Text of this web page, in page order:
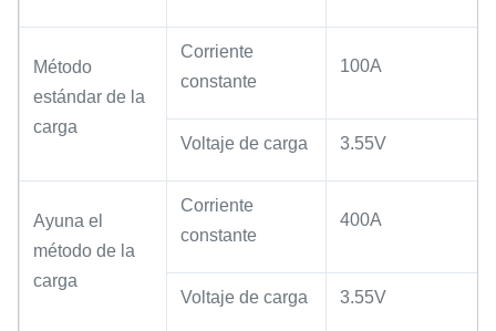
Método
estándar de la
carga
Corriente
constante
100A
Voltaje de carga 3.55V
Ayuna el
método de la
carga
Corriente
constante
400A
Voltaje de carga 3.55V